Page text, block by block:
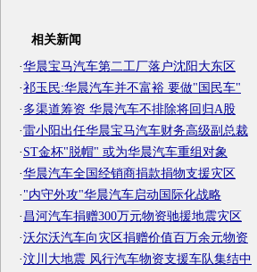
相关新闻
·华晨宝马汽车第二工厂落户沈阳大东区
·祁玉民:华晨汽车并不富裕 要做"国民车"
·多渠道筹资 华晨汽车不排除将回归A股
·雷小阳出任华晨宝马汽车财务高级副总裁
·ST金杯"脱帽" 或为华晨汽车重组对象
·华晨汽车全国经销商捐款捐物支援灾区
·"内守外攻"华晨汽车启动国际化战略
·昌河汽车捐赠300万元物资驰援地震灾区
·沃尔沃汽车向灾区捐赠价值百万余元物资
·汶川大地震 风行汽车物资支援车队集结中